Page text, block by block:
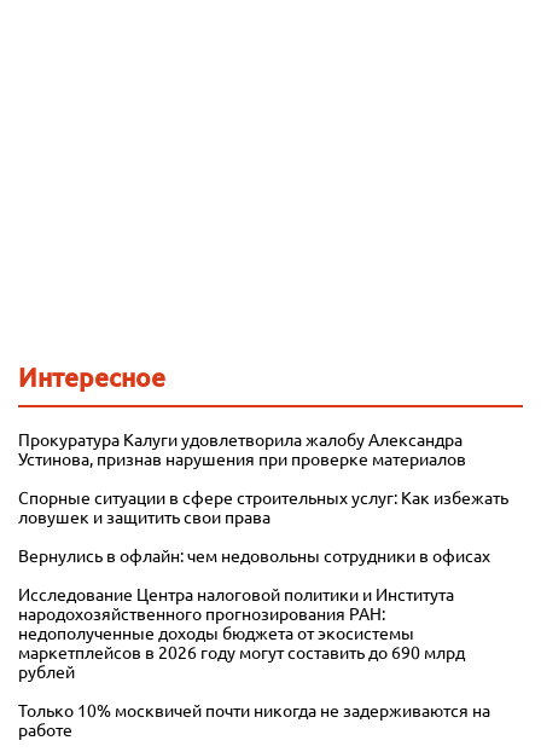
Интересное
Прокуратура Калуги удовлетворила жалобу Александра
Устинова, признав нарушения при проверке материалов
Спорные ситуации в сфере строительных услуг: Как избежать
ловушек и защитить свои права
Вернулись в офлайн: чем недовольны сотрудники в офисах
Исследование Центра налоговой политики и Института
народохозяйственного прогнозирования РАН:
недополученные доходы бюджета от экосистемы
маркетплейсов в 2026 году могут составить до 690 млрд
рублей
Только 10% москвичей почти никогда не задерживаются на
работе